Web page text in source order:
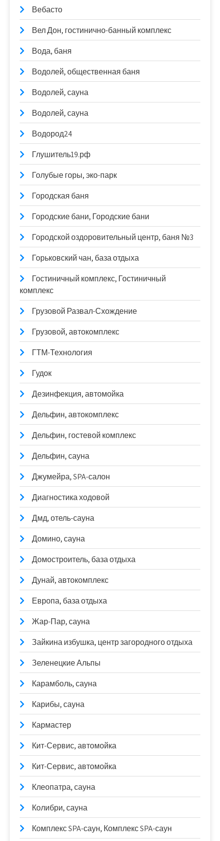
Вебасто
Вел Дон, гостинично-банный комплекс
Вода, баня
Водолей, общественная баня
Водолей, сауна
Водолей, сауна
Водород24
Глушитель19.рф
Голубые горы, эко-парк
Городская баня
Городские бани, Городские бани
Городской оздоровительный центр, баня №3
Горьковский чан, база отдыха
Гостиничный комплекс, Гостиничный
комплекс
Грузовой Развал-Схождение
Грузовой, автокомплекс
ГТМ-Технология
Гудок
Дезинфекция, автомойка
Дельфин, автокомплекс
Дельфин, гостевой комплекс
Дельфин, сауна
Джумейра, SPA-салон
Диагностика ходовой
Дмд, отель-сауна
Домино, сауна
Домостроитель, база отдыха
Дунай, автокомплекс
Европа, база отдыха
Жар-Пар, сауна
Зайкина избушка, центр загородного отдыха
Зеленецкие Альпы
Карамболь, сауна
Карибы, сауна
Кармастер
Кит-Сервис, автомойка
Кит-Сервис, автомойка
Клеопатра, сауна
Колибри, сауна
Комплекс SPA-саун, Комплекс SPA-саун